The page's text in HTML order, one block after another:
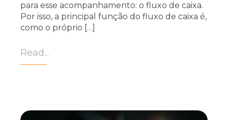
para esse acompanhamento: o fluxo de caixa.
Por isso, a principal função do fluxo de caixa é,
como o próprio […]
Read...